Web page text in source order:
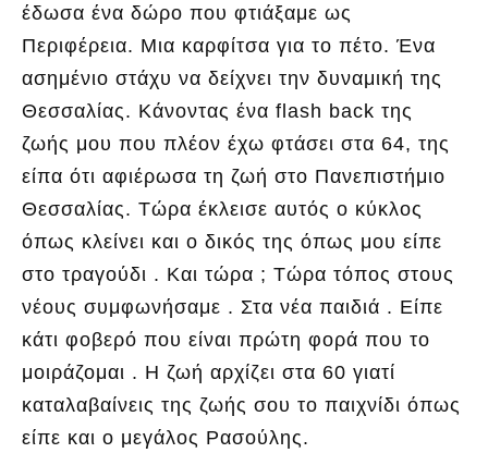
έδωσα ένα δώρο που φτιάξαμε ως
Περιφέρεια. Μια καρφίτσα για το πέτο. Ένα
ασημένιο στάχυ να δείχνει την δυναμική της
Θεσσαλίας. Κάνοντας ένα flash back της
ζωής μου που πλέον έχω φτάσει στα 64, της
είπα ότι αφιέρωσα τη ζωή στο Πανεπιστήμιο
Θεσσαλίας. Τώρα έκλεισε αυτός ο κύκλος
όπως κλείνει και ο δικός της όπως μου είπε
στο τραγούδι . Και τώρα ; Τώρα τόπος στους
νέους συμφωνήσαμε . Στα νέα παιδιά . Είπε
κάτι φοβερό που είναι πρώτη φορά που το
μοιράζομαι . Η ζωή αρχίζει στα 60 γιατί
καταλαβαίνεις της ζωής σου το παιχνίδι όπως
είπε και ο μεγάλος Ρασούλης.